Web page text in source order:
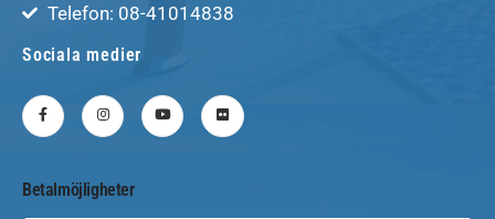
Telefon: 08-41014838
Sociala medier
Betalmöjligheter